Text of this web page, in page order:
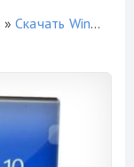
»Скачать Windows 10 торрент